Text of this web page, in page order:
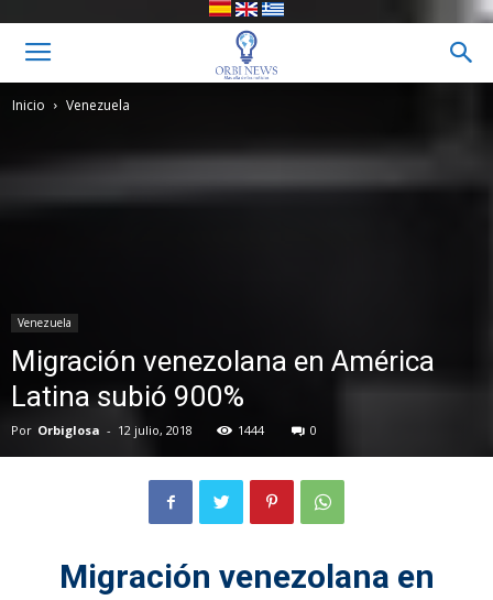
Inicio Venezuela
Venezuela
Migración venezolana en América
Latina subió 900%
Por Orbiglosa - 12 julio, 2018 1444 0
Migración venezolana en